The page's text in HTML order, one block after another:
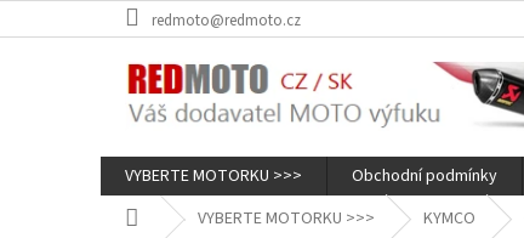
na
redmoto@redmoto.cz
VYBERTE MOTORKU >>> Obchodní podmínky
Domů VYBERTE MOTORKU >>> KYMCO